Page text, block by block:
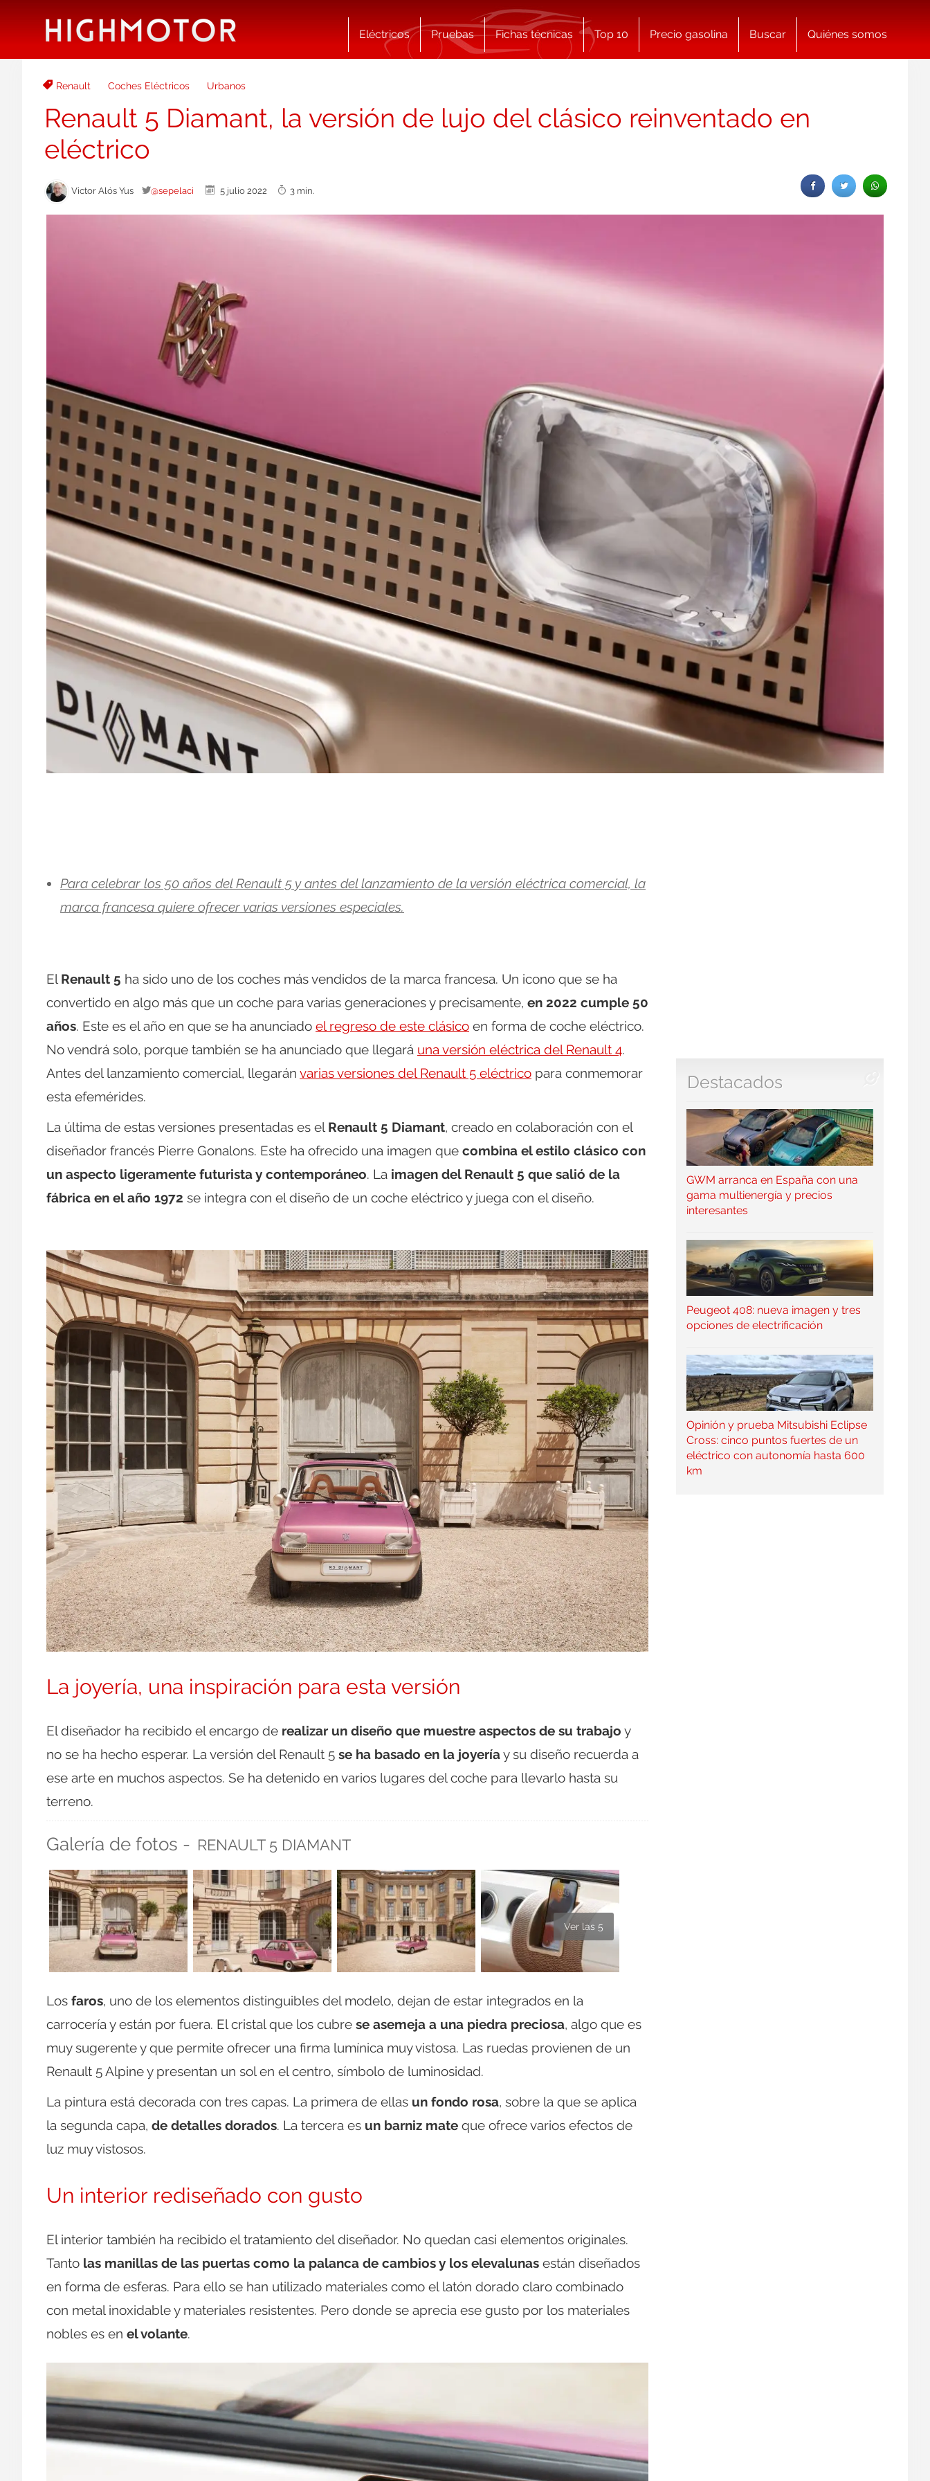
Eléctricos Pruebas Fichas técnicas Top 10 Precio gasolina Buscar Quiénes somos
Renault Coches Eléctricos Urbanos
Renault 5 Diamant, la versión de lujo del clásico reinventado en
eléctrico
Victor Alós Yus @sepelaci 5 julio 2022 3 min.
Para celebrar los 50 años del Renault 5 y antes del lanzamiento de la versión eléctrica comercial, la
marca francesa quiere ofrecer varias versiones especiales.
El Renault 5 ha sido uno de los coches más vendidos de la marca francesa. Un icono que se ha
convertido en algo más que un coche para varias generaciones y precisamente, en 2022 cumple 50
años. Este es el año en que se ha anunciado el regreso de este clásico en forma de coche eléctrico.
No vendrá solo, porque también se ha anunciado que llegará una versión eléctrica del Renault 4.
Antes del lanzamiento comercial, llegarán varias versiones del Renault 5 eléctrico para conmemorar
esta efemérides.
La última de estas versiones presentadas es el Renault 5 Diamant, creado en colaboración con el
diseñador francés Pierre Gonalons. Este ha ofrecido una imagen que combina el estilo clásico con
un aspecto ligeramente futurista y contemporáneo. La imagen del Renault 5 que salió de la
fábrica en el año 1972 se integra con el diseño de un coche eléctrico y juega con el diseño.
La joyería, una inspiración para esta versión
El diseñador ha recibido el encargo de realizar un diseño que muestre aspectos de su trabajo y
no se ha hecho esperar. La versión del Renault 5 se ha basado en la joyeríay su diseño recuerda a
ese arte en muchos aspectos. Se ha detenido en varios lugares del coche para llevarlo hasta su
terreno.
Galería de fotos - RENAULT 5 DIAMANT
Ver las 5
Los faros, uno de los elementos distinguibles del modelo, dejan de estar integrados en la
carrocería y están por fuera. El cristal que los cubre se asemeja a una piedra preciosa, algo que es
muy sugerente y que permite ofrecer una firma lumínica muy vistosa. Las ruedas provienen de un
Renault 5 Alpine y presentan un sol en el centro, símbolo de luminosidad.
La pintura está decorada con tres capas. La primera de ellas un fondo rosa, sobre la que se aplica
la segunda capa, de detalles dorados. La tercera es un barniz mate que ofrece varios efectos de
luz muy vistosos.
Un interior rediseñado con gusto
El interior también ha recibido el tratamiento del diseñador. No quedan casi elementos originales.
Tanto las manillas de las puertas como la palanca de cambios y los elevalunas están diseñados
en forma de esferas. Para ello se han utilizado materiales como el latón dorado claro combinado
con metal inoxidable y materiales resistentes. Pero donde se aprecia ese gusto por los materiales
nobles es en el volante.
Destacados
GWM arranca en España con una
gama multienergía y precios
interesantes
Peugeot 408: nueva imagen y tres
opciones de electrificación
Opinión y prueba Mitsubishi Eclipse
Cross: cinco puntos fuertes de un
eléctrico con autonomía hasta 600
km